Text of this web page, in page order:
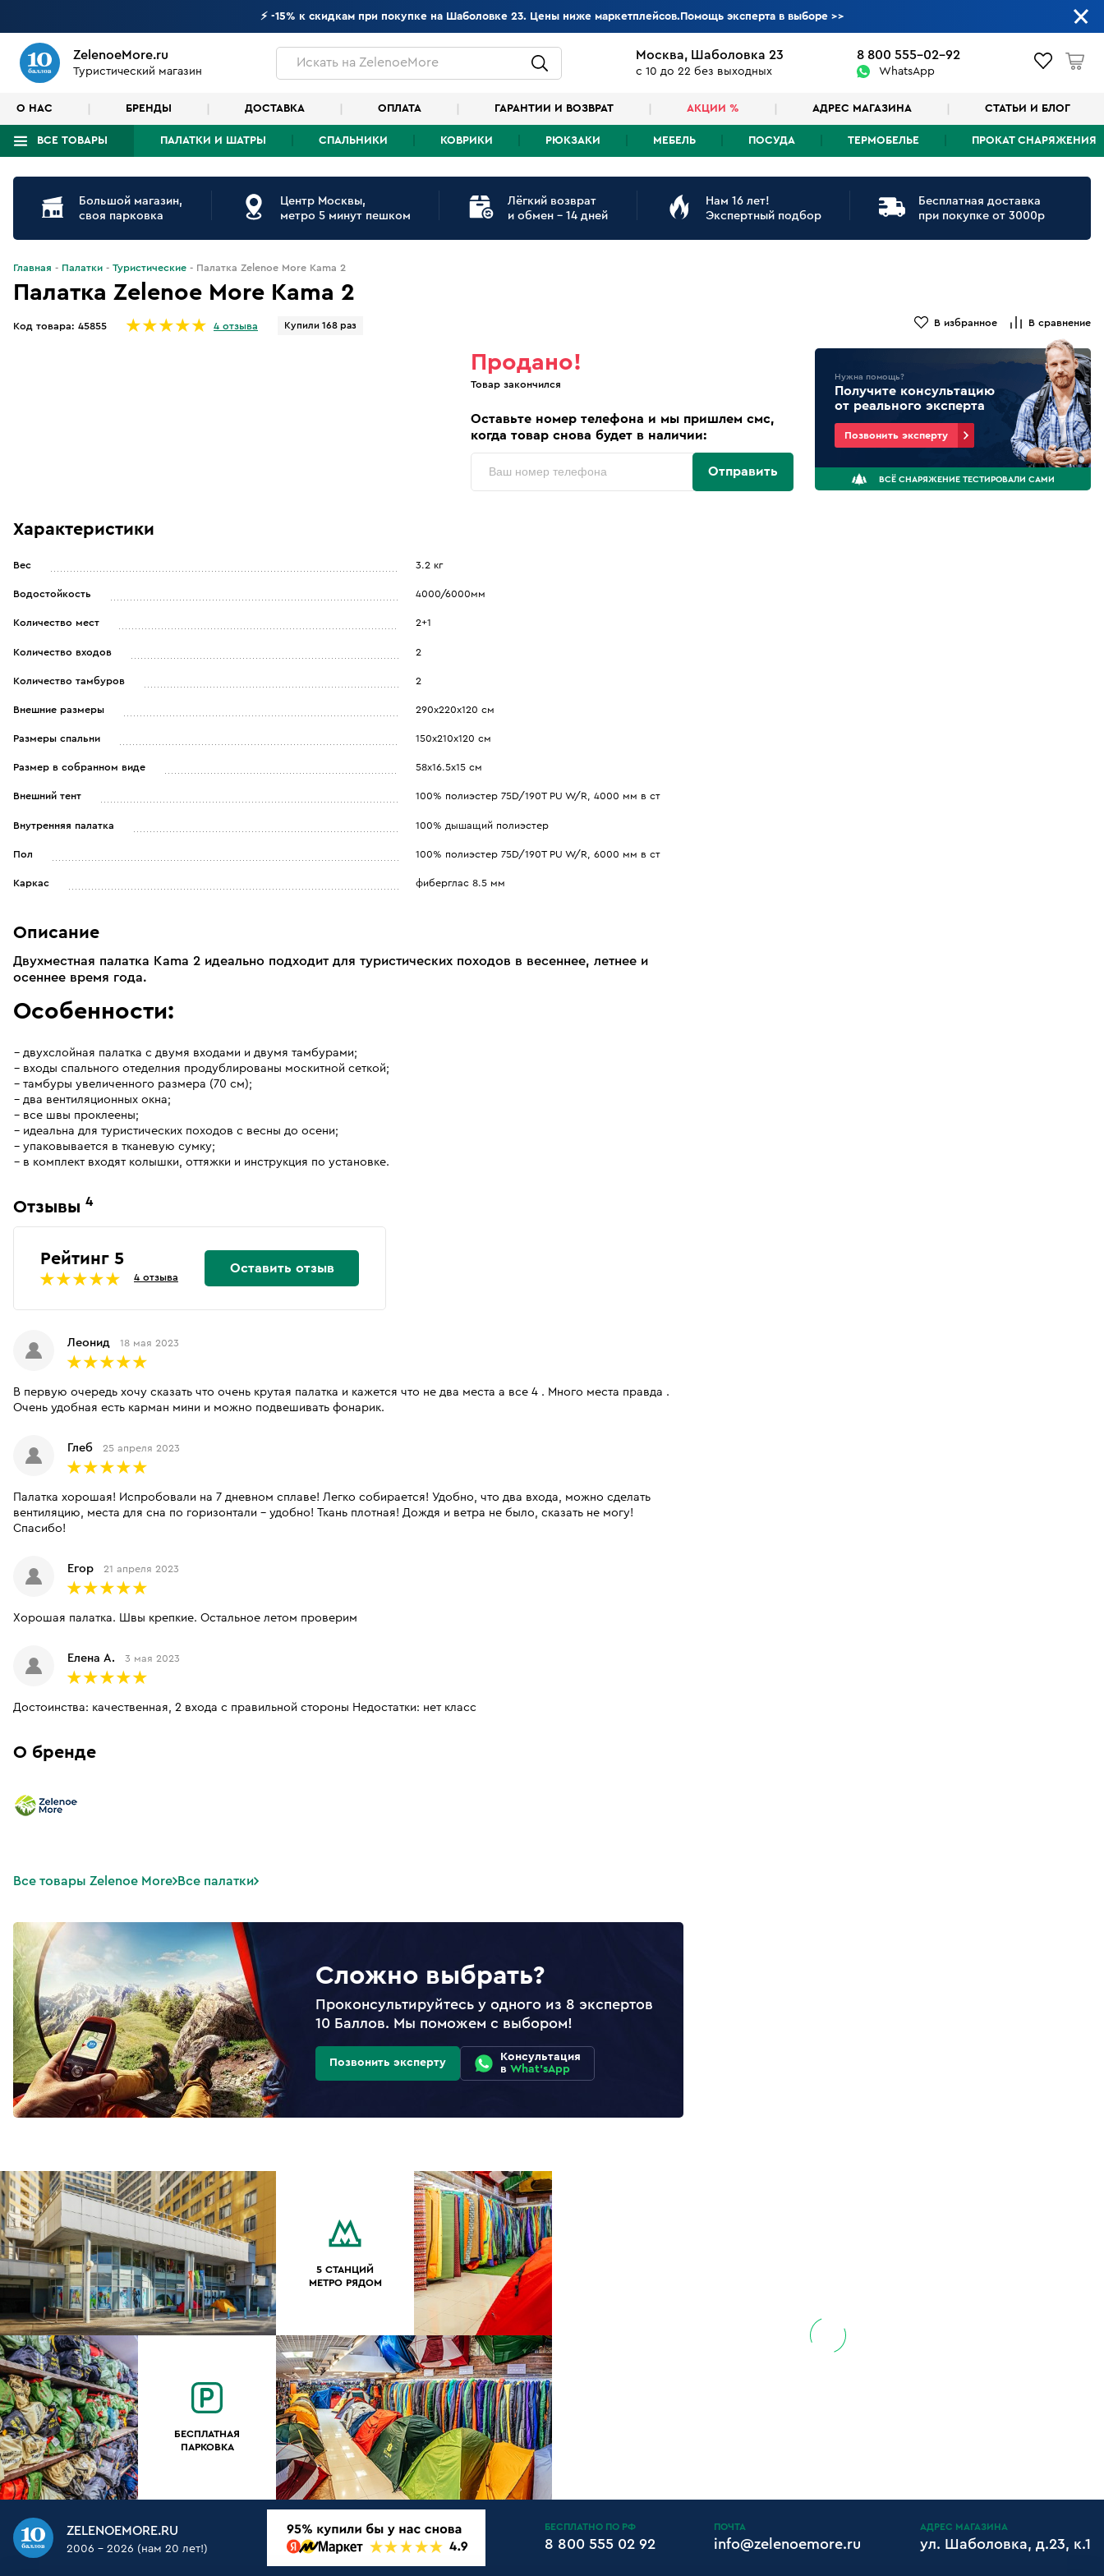
⚡ -15% к скидкам при покупке на Шаболовке 23. Цены ниже маркетплейсов.Помощь эксперта в выборе>>
ZelenoeMore.ru
Туристический магазин
Искатьна ZelenoeMore
Москва, Шаболовка 23
с 10 до 22 без выходных
8 800 555-02-92
WhatsApp
О НАС БРЕНДЫ ДОСТАВКА ОПЛАТА ГАРАНТИИ И ВОЗВРАТ АКЦИИ % АДРЕС МАГАЗИНА СТАТЬИ И БЛОГ
ВСЕ ТОВАРЫ ПАЛАТКИ И ШАТРЫ СПАЛЬНИКИ КОВРИКИ РЮКЗАКИ МЕБЕЛЬ ПОСУДА ТЕРМОБЕЛЬЕ ПРОКАТ СНАРЯЖЕНИЯ
Что будем искать?
Большой магазин,
своя парковка
Центр Москвы,
метро 5 минут пешком
Лёгкий возврат
и обмен - 14 дней
Нам 16 лет!
Экспертный подбор
Бесплатная доставка
при покупке от 3000р
Главная Палатки Туристические Палатка Zelenoe More Kama 2
Палатка Zelenoe More Kama 2
Код товара: 45855 4 отзыва Купили 168 раз В избранное В сравнение
Продано!
Товар закончился
Оставьте номер телефона и мы пришлем смс,
когда товар снова будет в наличии:
Отправить
Нужна помощь?
Получите консультацию
от реального эксперта
Позвонить эксперту
ВСЁ СНАРЯЖЕНИЕ ТЕСТИРОВАЛИ САМИ
Характеристики
Вес 3.2 кг
Водостойкость 4000/6000мм
Количество мест 2+1
Количество входов 2
Количество тамбуров 2
Внешние размеры 290х220х120 см
Размеры спальни 150х210х120 см
Размер в собранном виде 58х16.5х15 см
Внешний тент 100% полиэстер 75D/190T PU W/R, 4000 мм в ст
Внутренняя палатка 100% дышащий полиэстер
Пол 100% полиэстер 75D/190T PU W/R, 6000 мм в ст
Каркас фиберглас 8.5 мм
Описание
Двухместная палатка Kama 2 идеально подходит для туристических походов в весеннее, летнее и
осеннее время года.
Особенности:
двухслойная палатка с двумя входами и двумя тамбурами;
входы спального отеделния продублированы москитной сеткой;
тамбуры увеличенного размера (70 см);
два вентиляционных окна;
все швы проклеены;
идеальна для туристических походов с весны до осени;
упаковывается в тканевую сумку;
в комплект входят колышки, оттяжки и инструкция по установке.
Отзывы 4
Рейтинг 5
4 отзыва
Оставить отзыв
Леонид 18 мая 2023
В первую очередь хочу сказать что очень крутая палатка и кажется что не два места а все 4 . Много места правда .
Очень удобная есть карман мини и можно подвешивать фонарик.
Глеб 25 апреля 2023
Палатка хорошая! Испробовали на 7 дневном сплаве! Легко собирается! Удобно, что два входа, можно сделать
вентиляцию, места для сна по горизонтали - удобно! Ткань плотная! Дождя и ветра не было, сказать не могу!
Спасибо!
Егор 21 апреля 2023
Хорошая палатка. Швы крепкие. Остальное летом проверим
Елена А. 3 мая 2023
Достоинства: качественная, 2 входа с правильной стороны Недостатки: нет класс
О бренде
Все товары Zelenoe More Все палатки
Сложно выбрать?
Проконсультируйтесь у одного из 8 экспертов
10 Баллов. Мы поможем с выбором!
Позвонить эксперту
Консультация
в What'sApp
5 СТАНЦИЙ
МЕТРО РЯДОМ
БЕСПЛАТНАЯ
ПАРКОВКА
ZELENOEMORE.RU
2006 - 2026 (нам 20 лет!)
БЕСПЛАТНО ПО РФ
8 800 555 02 92
ПОЧТА
info@zelenoemore.ru
АДРЕС МАГАЗИНА
ул. Шаболовка, д.23, к.1